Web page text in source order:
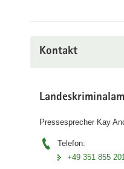
Kontakt
Pressesprecher Kay
Telefon:
+49 351 855